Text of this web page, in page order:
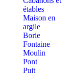
étables
Maison en
argile
Borie
Fontaine
Moulin
Pont
Puit